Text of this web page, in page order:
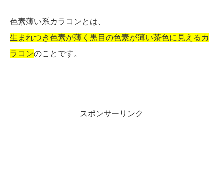
色素薄い系カラコンとは、
生まれつき色素が薄く黒目の色素が薄い茶色に見えるカ
ラコンのことです。
スポンサーリンク